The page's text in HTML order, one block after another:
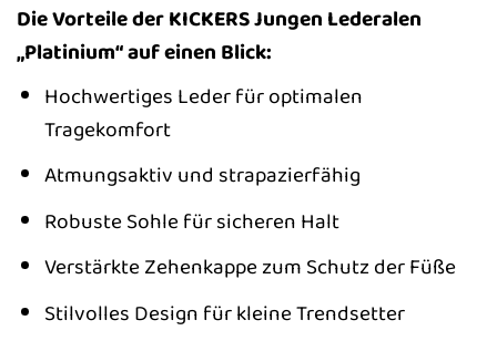
Die Vorteile der KICKERS Jungen Lederalen
„Platinium“ auf einen Blick:
Hochwertiges Leder für optimalen
Tragekomfort
Atmungsaktiv und strapazierfähig
Robuste Sohle für sicheren Halt
Verstärkte Zehenkappe zum Schutz der Füße
Stilvolles Design für kleine Trendsetter